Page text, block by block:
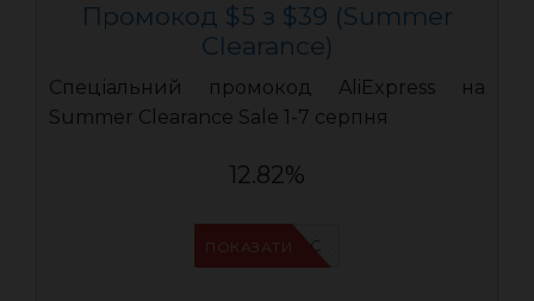
Промокод $5 з $39 (Summer
Clearance)
Спеціальний промокод AliExpress на
Summer Clearance Sale 1-7 серпня
12.82%
IFPC24DC
ПОКАЗАТИ